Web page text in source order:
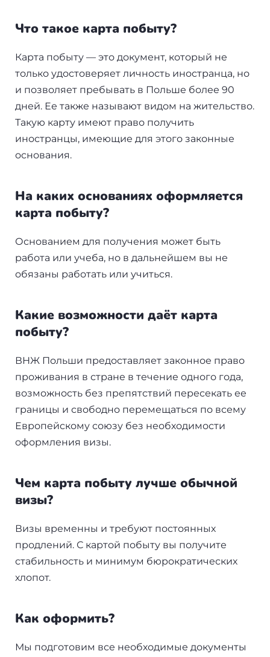
Что такое карта побыту?
Карта побыту — это документ, который не
только удостоверяет личность иностранца, но
и позволяет пребывать в Польше более 90
дней. Ее также называют видом на жительство.
Такую карту имеют право получить
иностранцы, имеющие для этого законные
основания.
На каких основаниях оформляется
карта побыту?
Основанием для получения может быть
работа или учеба, но в дальнейшем вы не
обязаны работать или учиться.
Какие возможности даёт карта
побыту?
ВНЖ Польши предоставляет законное право
проживания в стране в течение одного года,
возможность без препятствий пересекать ее
границы и свободно перемещаться по всему
Европейскому союзу без необходимости
оформления визы.
Чем карта побыту лучше обычной
визы?
Визы временны и требуют постоянных
продлений. С картой побыту вы получите
стабильность и минимум бюрократических
хлопот.
Как оформить?
Мы подготовим все необходимые документы
Вануату
Израиль
Гренада
Whatsapp
Люксембург
Черногория
Финляндия
Нидерланды
Дания
Словакия
Америка
Аргентина
Канада
США
Парагвай
Другие страны
ОАЭ
Таиланд
+7(499)938-68-05
Whatsapp Telegram